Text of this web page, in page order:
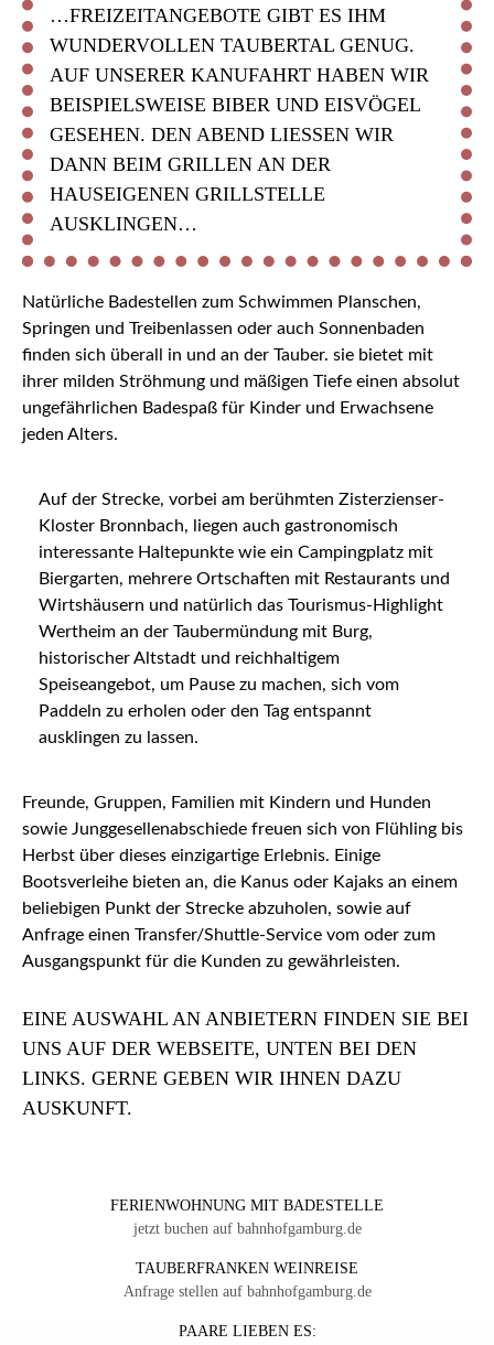
…FREIZEITANGEBOTE GIBT ES IHM
WUNDERVOLLEN TAUBERTAL GENUG.
AUF UNSERER KANUFAHRT HABEN WIR
BEISPIELSWEISE BIBER UND EISVÖGEL
GESEHEN. DEN ABEND LIESSEN WIR D
ANN BEIM GRILLEN AN DER H
AUSEIGENEN GRILLSTELLE A
USKLINGEN…
Natürliche Badestellen zum Schwimmen Planschen,
Springen und Treibenlassen oder auch Sonnenbaden
finden sich überall in und an der Tauber. sie bietet mit
ihrer milden Ströhmung und mäßigen Tiefe einen absolut
ungefährlichen Badespaß für Kinder und Erwachsene
jeden Alters.
Auf der Strecke, vorbei am berühmten Zisterzienser-
Kloster Bronnbach, liegen auch gastronomisch
interessante Haltepunkte wie ein Campingplatz mit
Biergarten, mehrere Ortschaften mit Restaurants und
Wirtshäusern und natürlich das Tourismus-Highlight
Wertheim an der Taubermündung mit Burg,
historischer Altstadt und reichhaltigem
Speiseangebot, um Pause zu machen, sich vom
Paddeln zu erholen oder den Tag entspannt
ausklingen zu lassen.
Freunde, Gruppen, Familien mit Kindern und Hunden
sowie Junggesellenabschiede freuen sich von Flühling bis
Herbst über dieses einzigartige Erlebnis. Einige
Bootsverleihe bieten an, die Kanus oder Kajaks an einem
beliebigen Punkt der Strecke abzuholen, sowie auf
Anfrage einen Transfer/Shuttle-Service vom oder zum
Ausgangspunkt für die Kunden zu gewährleisten.
EINE AUSWAHL AN ANBIETERN FINDEN SIE BEI
UNS AUF DER WEBSEITE, UNTEN BEI DEN
LINKS. GERNE GEBEN WIR IHNEN DAZU
AUSKUNFT.
FERIENWOHNUNG MIT BADESTELLE
jetzt buchen auf bahnhofgamburg.de
TAUBERFRANKEN WEINREISE
Anfrage stellen auf bahnhofgamburg.de
PAARE LIEBEN ES: